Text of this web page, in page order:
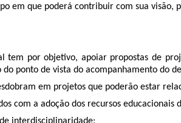
em que poderá contribuir com sua visão,
tem por objetivo, apoiar propostas de
ponto de vista do acompanhamento do
em projetos que poderão estar
com a adoção dos recursos educacionais
interdisciplinaridade;